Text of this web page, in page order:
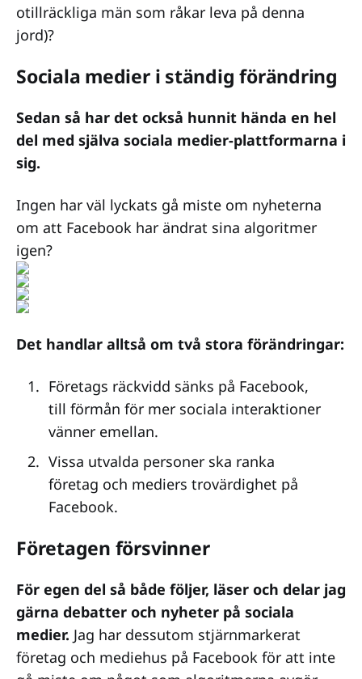
otillräckliga män som råkar leva på denna
jord)?
Sociala medier i ständig förändring
Sedan så har det också hunnit hända en hel
del med själva sociala medier-plattformarna i
sig.
Ingen har väl lyckats gå miste om nyheterna
om att Facebook har ändrat sina algoritmer
igen?
Det handlar alltså om två stora förändringar:
Företags räckvidd sänks på Facebook,
till förmån för mer sociala interaktioner
vänner emellan.
Vissa utvalda personer ska ranka
företag och mediers trovärdighet på
Facebook.
Företagen försvinner
För egen del så både följer, läser och delar jag
gärna debatter och nyheter på sociala
medier. Jag har dessutom stjärnmarkerat
företag och mediehus på Facebook för att inte